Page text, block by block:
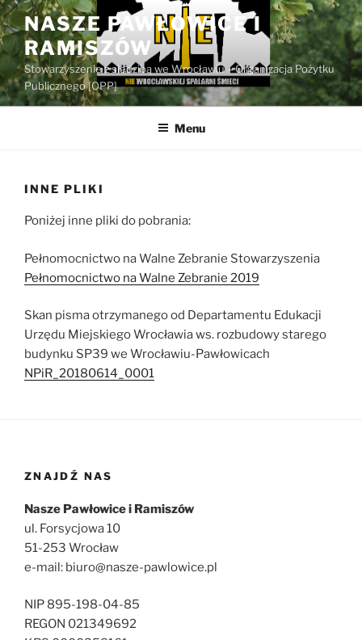
Przejdź
do
treści
NASZE PAWŁOWICE I
RAMISZÓW
Stowarzyszenie z siedzibą we Wrocławiu – Organizacja Pożytku
Publicznego [OPP]
Menu
INNE PLIKI
Poniżej inne pliki do pobrania:
Pełnomocnictwo na Walne Zebranie Stowarzyszenia
Pełnomocnictwo na Walne Zebranie 2019
Skan pisma otrzymanego od Departamentu Edukacji
Urzędu Miejskiego Wrocławia ws. rozbudowy starego
budynku SP39 we Wrocławiu-Pawłowicach
NPiR_20180614_0001
ZNAJDŹ NAS
Nasze Pawłowice i Ramiszów
ul. Forsycjowa 10
51-253 Wrocław
e-mail: biuro@nasze-pawlowice.pl
NIP 895-198-04-85
REGON 021349692